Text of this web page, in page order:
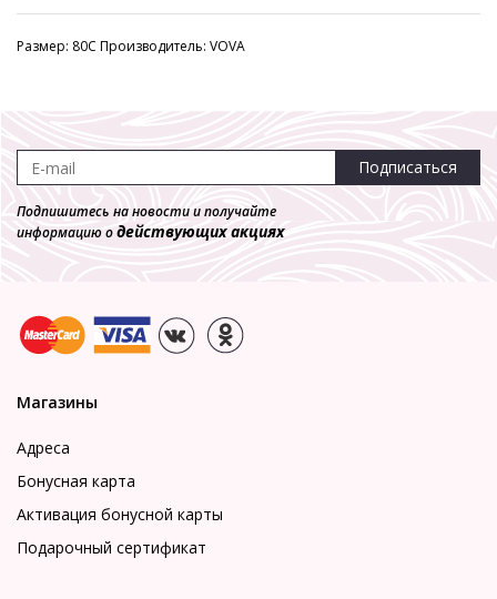
Размер: 80C Производитель: VOVA
Подписаться
Подпишитесь на новости и получайте
информацию одействующих акциях
Магазины
Адреса
Бонусная карта
Активация бонусной карты
Подарочный сертификат